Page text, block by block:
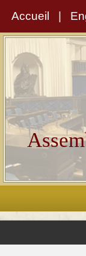
Accueil